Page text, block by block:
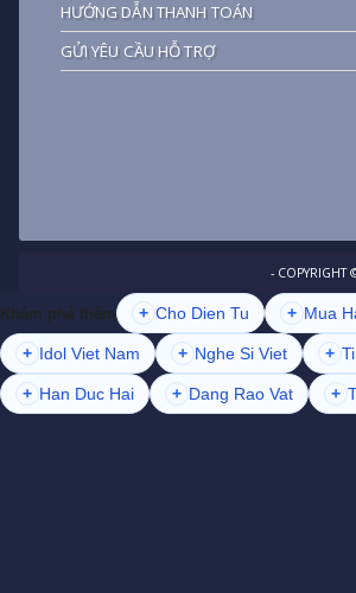
HƯỚNG DẪN THANH TOÁN
GỬI YÊU CẦU HỖ TRỢ
- COPYRIGHT
Khám phá thêm + Cho Dien Tu + Mua
+ Idol Viet Nam + Nghe Si Viet +
+ Han Duc Hai + Dang Rao Vat +